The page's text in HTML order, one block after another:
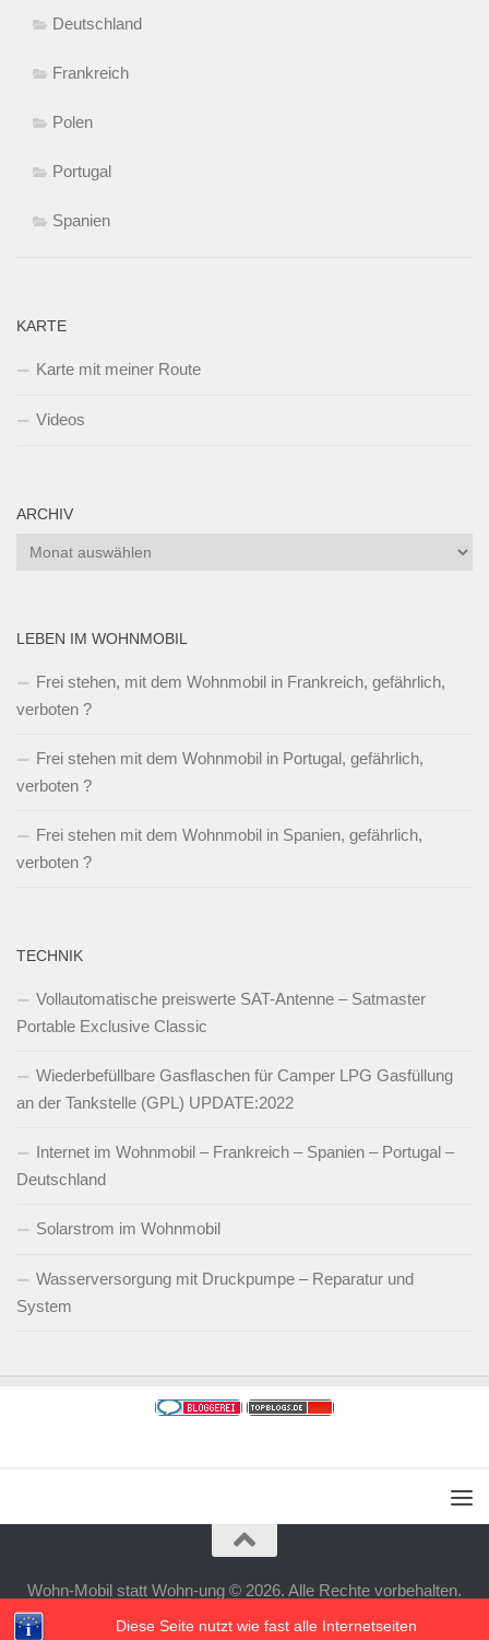
Diese Seite nutzt wie fast alle Internetseiten
Deutschland
Frankreich
Polen
Portugal
Spanien
KARTE
Karte mit meiner Route
Videos
ARCHIV
Archiv
LEBEN IM WOHNMOBIL
Frei stehen, mit dem Wohnmobil in Frankreich, gefährlich,
verboten ?
Frei stehen mit dem Wohnmobil in Portugal, gefährlich,
verboten ?
Frei stehen mit dem Wohnmobil in Spanien, gefährlich,
verboten ?
TECHNIK
Vollautomatische preiswerte SAT-Antenne – Satmaster
Portable Exclusive Classic
Wiederbefüllbare Gasflaschen für Camper LPG Gasfüllung
an der Tankstelle (GPL) UPDATE:2022
Internet im Wohnmobil – Frankreich – Spanien – Portugal –
Deutschland
Solarstrom im Wohnmobil
Wasserversorgung mit Druckpumpe – Reparatur und
System
Wohn-Mobil statt Wohn-ung © 2026. Alle Rechte vorbehalten.
Powered by - Entworfen mit demHueman-Theme